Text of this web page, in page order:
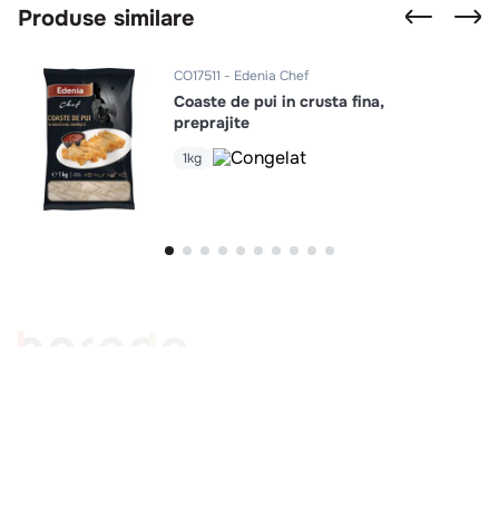
Produse similare
CO17511 Edenia Chef
Coaste de pui in crusta fina,
preprajite
1kg